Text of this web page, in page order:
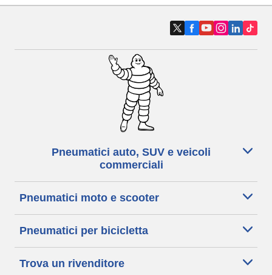
Pneumatici auto, SUV e veicoli
commerciali
Pneumatici moto e scooter
Pneumatici per bicicletta
Trova un rivenditore